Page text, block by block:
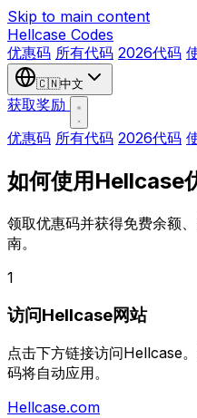
Skip to main content
Hellcase Codes
优惠码 所有代码 2026代码
🇨🇳中文
获取奖励
优惠码 所有代码 2026代码
如何使用 Hellcase
领取优惠码并获得免费余额
南。
1
访问Hellcase网站
点击下方链接访问Hellcase
码将自动应用。
Hellcase.com